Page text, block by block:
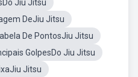
Jiu Jitsu
DeJiu Jitsu
De PontosJiu Jitsu
GolpesDo Jiu Jitsu
Jitsu